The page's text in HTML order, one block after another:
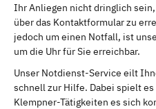
Ihr Anliegen nicht dringlich
über das Kontaktformular zu
jedoch um einen Notfall, ist
um die Uhr für Sie erreichbar.
Unser Notdienst-Service eilt
schnell zur Hilfe. Dabei spielt
Klempner-Tätigkeiten es sich